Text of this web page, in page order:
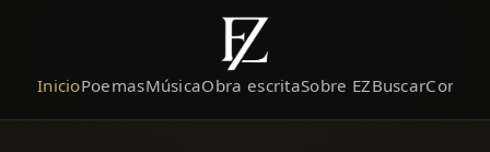
InicioPoemasMúsicaObra escritaSobre EZBuscar